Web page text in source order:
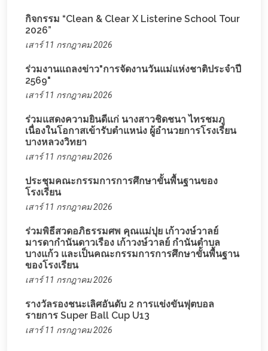
กิจกรรม “Clean & Clear X Listerine School Tour
2026”
เสาร์ 11 กรกฎาคม 2026
ร่วมงานแถลงข่าว"การจัดงานวันแม่แห่งชาติประจำปี
2569"
เสาร์ 11 กรกฎาคม 2026
ร่วมแสดงความยินดีแก่ นางสาวชิดชนา ไทรชมภู
เนื่องในโอกาสเข้ารับตำแหน่ง ผู้อำนวยการโรงเรียน
บางหลวงวิทยา
เสาร์ 11 กรกฎาคม 2026
ประชุมคณะกรรมการการศึกษาขั้นพื้นฐานของ
โรงเรียน
เสาร์ 11 กรกฎาคม 2026
ร่วมพิธีสวดอภิธรรมศพ คุณแม่ปุย เก้าวงษ์วาลย์
มารดากำนันดาวเรือง เก้าวงษ์วาลย์ กำนันตำบล
บางแก้ว และเป็นคณะกรรมการการศึกษาขั้นพื้นฐาน
ของโรงเรียน
เสาร์ 11 กรกฎาคม 2026
รางวัลรองชนะเลิศอันดับ 2 การแข่งขันฟุตบอล
รายการ Super Ball Cup U13
เสาร์ 11 กรกฎาคม 2026